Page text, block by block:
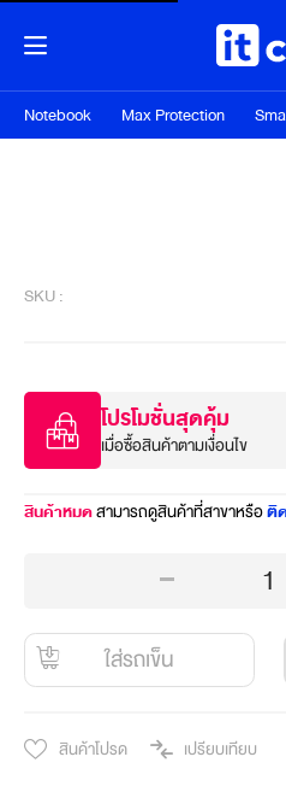
Notebook Max Protection
SKU :
โปรโมชั่นสุดคุ้ม
เมื่อซื้อสินค้าตามเงื่อนไข
สินค้าหมดสามารถดูสินค้าที่สาขาหรือติ
1
ใส่รถเข็น
สินค้าโปรด เปรียบเทียบ